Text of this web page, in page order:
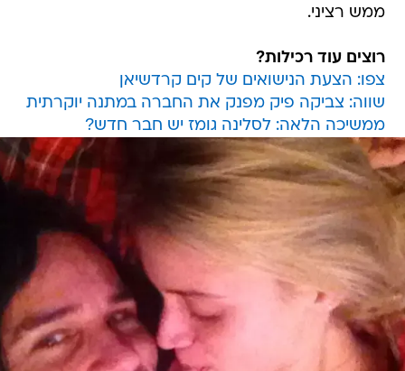
ממש רציני.
רוצים עוד רכילות?
צפו: הצעת הנישואים של קים קרדשיאן
שווה: צביקה פיק מפנק את החברה במתנה יוקרתית
ממשיכה הלאה: לסלינה גומז יש חבר חדש?